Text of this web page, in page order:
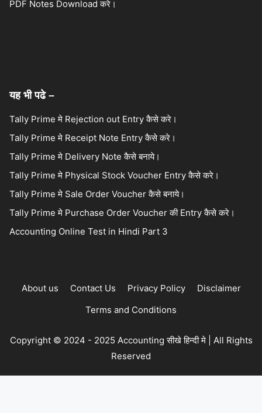
PDF Notes Download करे।
यह भी पढे –
Tally Prime मे Rejection out Entry कैसे करे।
Tally Prime मे Receipt Note Entry कैसे करे।
Tally Prime मे Delivery Note कैसे बनाये।
Tally Prime मे Physical Stock Voucher Entry कैसे करे।
Tally Prime मे Sale Order Voucher कैसे बनाये।
Tally Prime मे Purchase Order Voucher की Entry कैसे करे।
Accounting Online Test in Hindi Part 3
About us Contact Us Privacy Policy
Disclaimer
Terms and Conditions
Copyright © 2024 - 2025 Accounting सीखे हिन्दी मे | All Rights
Reserved